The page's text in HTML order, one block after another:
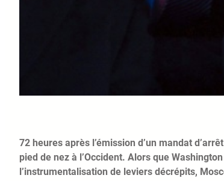
72 heures après l’émission d’un mandat
pied de nez à l’Occident. Alors que
l’instrumentalisation de leviers décrépits,